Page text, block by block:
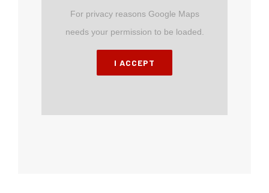
For privacy reasons Google Maps
needs your permission to be loaded.
I ACCEPT